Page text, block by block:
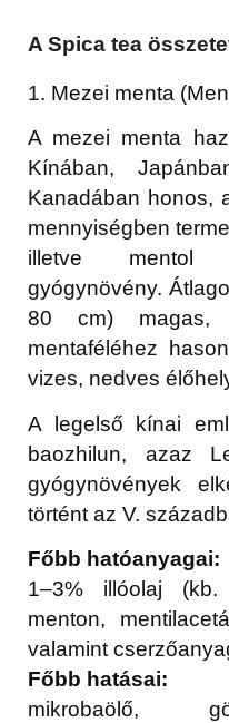
A Spica tea
1. Mezei menta
A mezei menta
Kínában,
Kanadában honos,
mennyiségben
illetve mentol
gyógynövény.
80 cm) magas,
mentaféléhez
vizes, nedves
A legelső kínai
baozhilun, azaz
gyógynövények
történt az V.
Főbb hatóanyagai:
1–3% illóolaj
menton,
valamint
Főbb hatásai:
mikrobaölő,